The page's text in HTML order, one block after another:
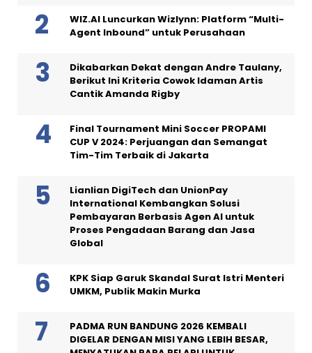
WIZ.AI Luncurkan Wizlynn: Platform “Multi-
Agent Inbound” untuk Perusahaan
Dikabarkan Dekat dengan Andre Taulany,
Berikut Ini Kriteria Cowok Idaman Artis
Cantik Amanda Rigby
Final Tournament Mini Soccer PROPAMI
CUP V 2024: Perjuangan dan Semangat
Tim-Tim Terbaik di Jakarta
Lianlian DigiTech dan UnionPay
International Kembangkan Solusi
Pembayaran Berbasis Agen AI untuk
Proses Pengadaan Barang dan Jasa
Global
KPK Siap Garuk Skandal Surat Istri Menteri
UMKM, Publik Makin Murka
PADMA RUN BANDUNG 2026 KEMBALI
DIGELAR DENGAN MISI YANG LEBIH BESAR,